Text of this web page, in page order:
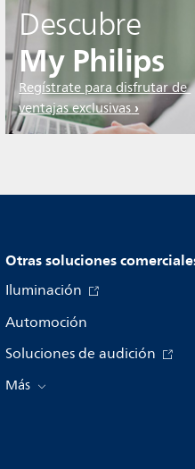
Descubre
My Philips
Regístrate para disfrutar de
ventajas exclusivas
Otras soluciones
Iluminación
Automoción
Soluciones de audición
Más